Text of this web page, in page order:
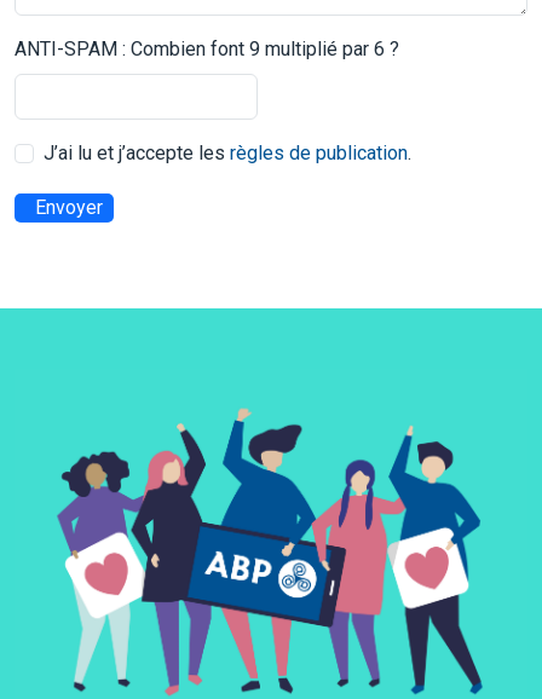
ANTI-SPAM : Combien font 9 multiplié par 6 ?
J’ai lu et j’accepte les règles de publication.
Envoyer